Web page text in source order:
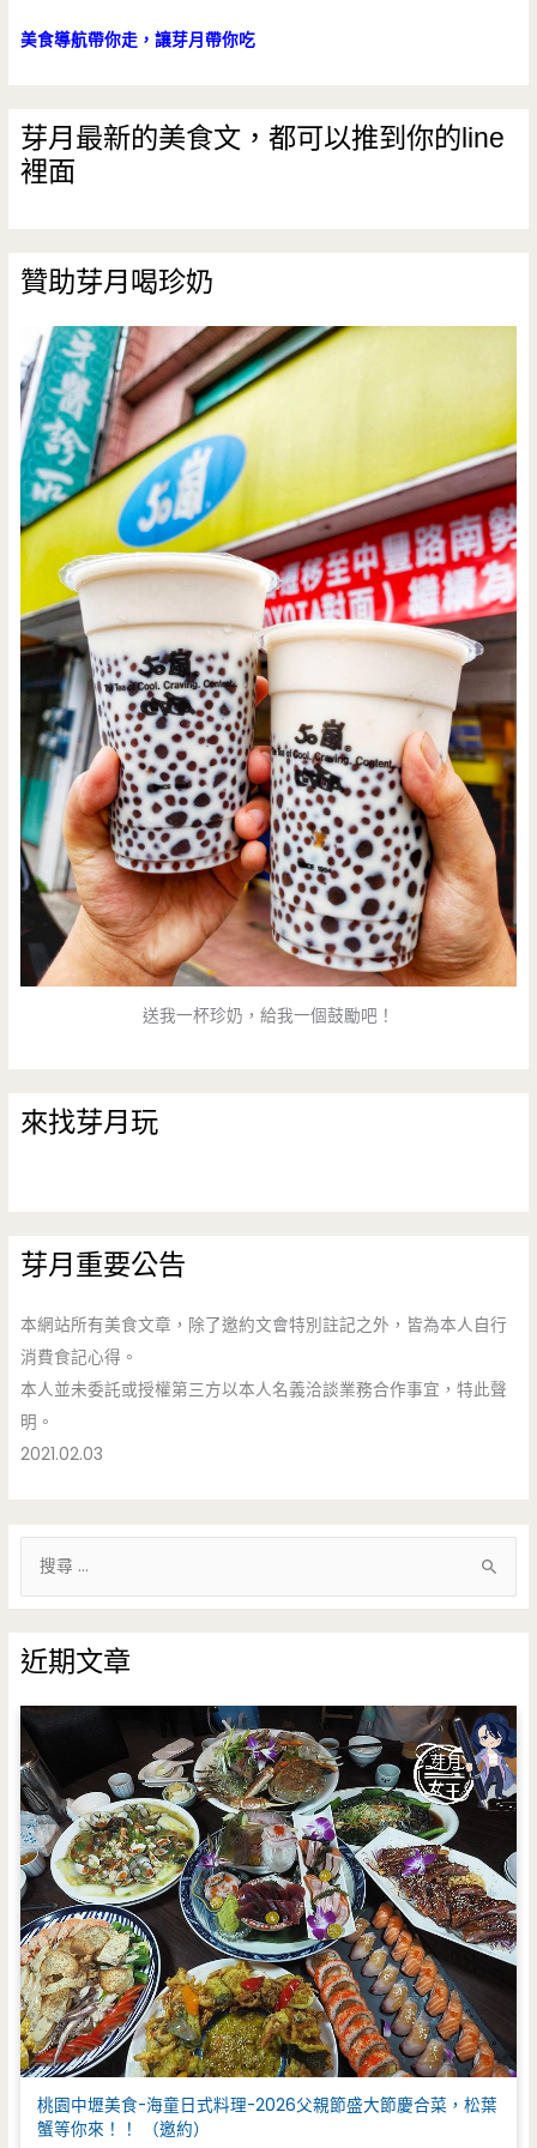
美食導航帶你走，讓芽月帶你吃
芽月最新的美食文，都可以推到你的line
裡面
贊助芽月喝珍奶
送我一杯珍奶，給我一個鼓勵吧！
來找芽月玩
芽月重要公告
本網站所有美食文章，除了邀約文會特別註記之外，皆為本人自行
消費食記心得。
本人並未委託或授權第三方以本人名義洽談業務合作事宜，特此聲
明。
2021.02.03
鍵
字
:
近期文章
桃園中壢美食-海童日式料理-2026父親節盛大節慶合菜，松葉
蟹等你來！！ （邀約）